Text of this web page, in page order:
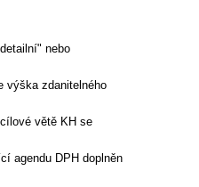
nebo
výška zdanitelného
větě KH se
agendu DPH doplněn